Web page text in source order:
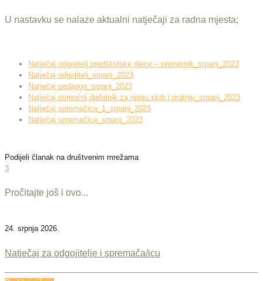
U nastavku se nalaze aktualni natječaji za radna mjesta;
Natječaj odgojitelj predškolske djece – pripravnik_srpanj_2023
Natječaj odgojitelj_srpanj_2023
Natječaj pedagog_srpanj_2023
Natječaj pomoćni djelatnik za njegu skrb i pratnju_srpanj_2023
Natječaj spremačica_1_srpanj_2023
Natječaj spremačica_srpanj_2023
Podijeli članak na društvenim mrežama
3
Pročitajte još i ovo...
24. srpnja 2026.
Natječaj za odgojitelje i spremača/icu